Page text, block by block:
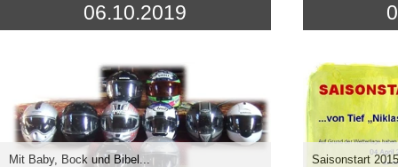
06.10.2019
Mit Baby, Bock und Bibel...
Saisonstart 2015